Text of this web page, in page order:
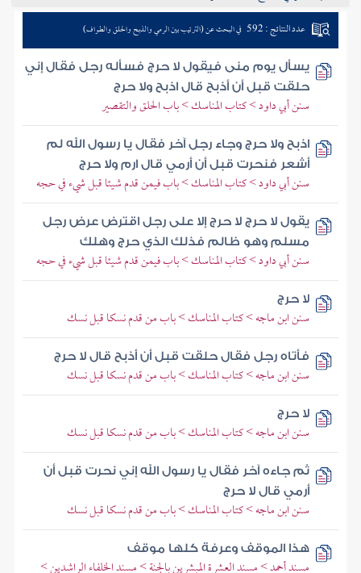
عدد النتائج : 592 في البحث عن (الترتيب بين الرمي والذبح والحلق والطواف)
يسأل يوم منى فيقول لا حرج فسأله رجل فقال إني
حلقت قبل أن أذبح قال اذبح ولا حرج
سنن أبي داود > كتاب المناسك > باب الحلق والتقصير
اذبح ولا حرج وجاء رجل آخر فقال يا رسول الله لم
أشعر فنحرت قبل أن أرمي قال ارم ولا حرج
سنن أبي داود > كتاب المناسك > باب فيمن قدم شيئا قبل شيء في حجه
يقول لا حرج لا حرج إلا على رجل اقترض عرض رجل
مسلم وهو ظالم فذلك الذي حرج وهلك
سنن أبي داود > كتاب المناسك > باب فيمن قدم شيئا قبل شيء في حجه
لا حرج
سنن ابن ماجه > كتاب المناسك > باب من قدم نسكا قبل نسك
فأتاه رجل فقال حلقت قبل أن أذبح قال لا حرج
سنن ابن ماجه > كتاب المناسك > باب من قدم نسكا قبل نسك
لا حرج
سنن ابن ماجه > كتاب المناسك > باب من قدم نسكا قبل نسك
ثم جاءه آخر فقال يا رسول الله إني نحرت قبل أن
أرمي قال لا حرج
سنن ابن ماجه > كتاب المناسك > باب من قدم نسكا قبل نسك
هذا الموقف وعرفة كلها موقف
مسند أحمد > مسند العشرة المبشرين بالجنة > مسند الخلفاء الراشدين >